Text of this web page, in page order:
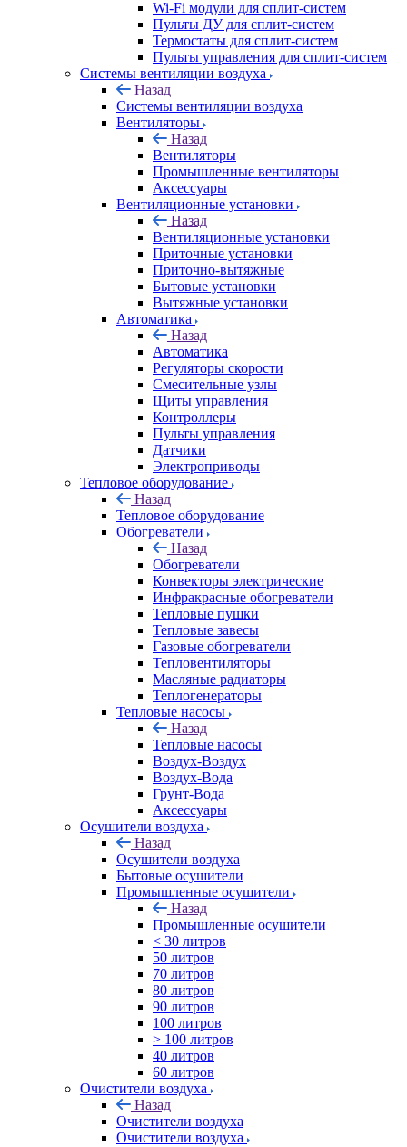
Wi-Fi модули для сплит-систем
Пульты ДУ для сплит-систем
Термостаты для сплит-систем
Пульты управления для сплит-систем
Системы вентиляции воздуха
Назад
Системы вентиляции воздуха
Вентиляторы
Назад
Вентиляторы
Промышленные вентиляторы
Аксессуары
Вентиляционные установки
Назад
Вентиляционные установки
Приточные установки
Приточно-вытяжные
Бытовые установки
Вытяжные установки
Автоматика
Назад
Автоматика
Регуляторы скорости
Смесительные узлы
Щиты управления
Контроллеры
Пульты управления
Датчики
Электроприводы
Тепловое оборудование
Назад
Тепловое оборудование
Обогреватели
Назад
Обогреватели
Конвекторы электрические
Инфракрасные обогреватели
Тепловые пушки
Тепловые завесы
Газовые обогреватели
Тепловентиляторы
Масляные радиаторы
Теплогенераторы
Тепловые насосы
Назад
Тепловые насосы
Воздух-Воздух
Воздух-Вода
Грунт-Вода
Аксессуары
Осушители воздуха
Назад
Осушители воздуха
Бытовые осушители
Промышленные осушители
Назад
Промышленные осушители
< 30 литров
50 литров
70 литров
80 литров
90 литров
100 литров
> 100 литров
40 литров
60 литров
Очистители воздуха
Назад
Очистители воздуха
Очистители воздуха